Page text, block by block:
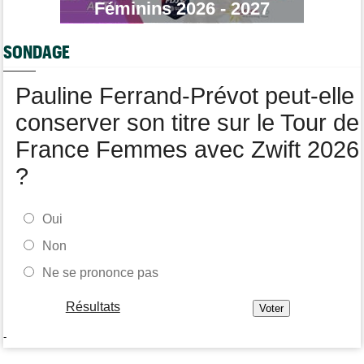
Féminins 2026 - 2027
SONDAGE
Pauline Ferrand-Prévot peut-elle
conserver son titre sur le Tour de
France Femmes avec Zwift 2026
?
Oui
Non
Ne se prononce pas
Résultats
-